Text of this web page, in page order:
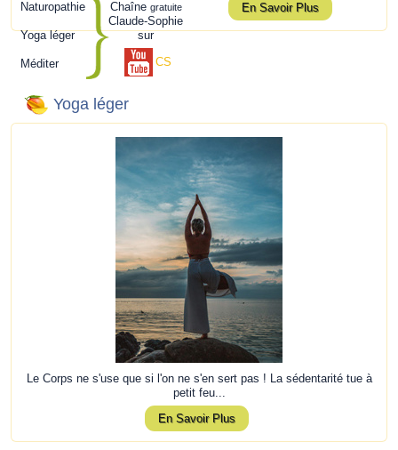
Naturopathie
Yoga léger
Méditer
Chaîne gratuite
Claude-Sophie
sur
CS
En Savoir Plus
Yoga léger
Le Corps ne s'use que si l'on ne s'en sert pas ! La sédentarité tue à
petit feu...
En Savoir Plus